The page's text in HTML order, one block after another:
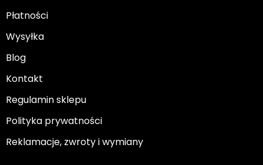
Płatności
Wysyłka
Blog
Kontakt
Regulamin sklepu
Polityka prywatności
Reklamacje, zwroty i wymiany